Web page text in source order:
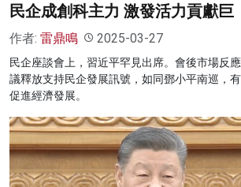
民企成創科主力 激發活力貢獻巨
作者: 雷鼎鳴 2025-03-27
民企座談會上，習近平罕見出席。會後市場反
議釋放支持民企發展訊號，如同鄧小平南巡，
促進經濟發展。